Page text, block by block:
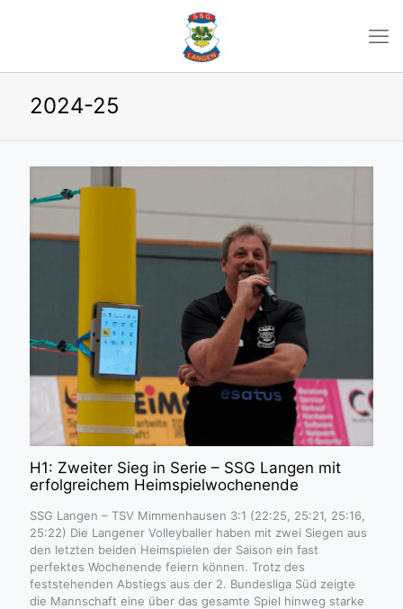
2024-25
H1: Zweiter Sieg in Serie – SSG Langen mit
erfolgreichem Heimspielwochenende
SSG Langen – TSV Mimmenhausen 3:1 (22:25, 25:21, 25:16,
25:22) Die Langener Volleyballer haben mit zwei Siegen aus
den letzten beiden Heimspielen der Saison ein fast
perfektes Wochenende feiern können. Trotz des
feststehenden Abstiegs aus der 2. Bundesliga Süd zeigte
die Mannschaft eine über das gesamte Spiel hinweg starke